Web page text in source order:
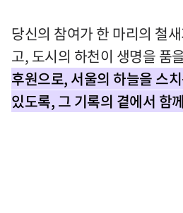
당신의 참여가 한 마리의 철
고, 도시의 하천이 생명을 품
후원으로, 서울의 하늘을 스
있도록, 그 기록의 곁에서 함